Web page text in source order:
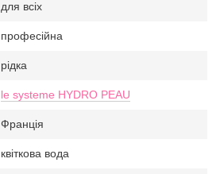
для всіх
професійна
рідка
le systeme HYDRO PEAU
Франція
квіткова вода